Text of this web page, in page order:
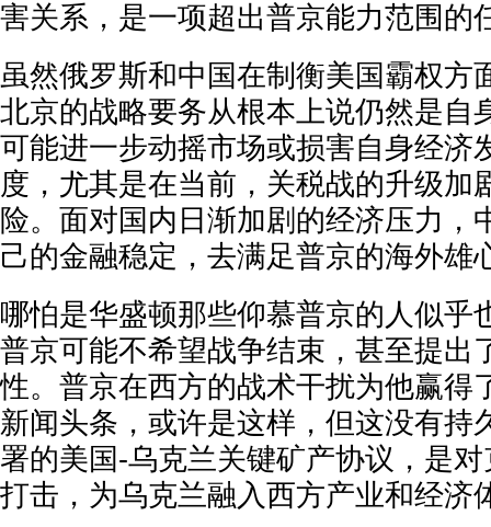
害关系，是一项超出普京能力范围的
虽然俄罗斯和中国在制衡美国霸权方
北京的战略要务从根本上说仍然是自
可能进一步动摇市场或损害自身经济
度，尤其是在当前，关税战的升级加
险。面对国内日渐加剧的经济压力，
己的金融稳定，去满足普京的海外雄
哪怕是华盛顿那些仰慕普京的人似乎
普京可能不希望战争结束，甚至提出
性。普京在西方的战术干扰为他赢得
新闻头条，或许是这样，但这没有持
署的美国-乌克兰关键矿产协议，是
打击，为乌克兰融入西方产业和经济